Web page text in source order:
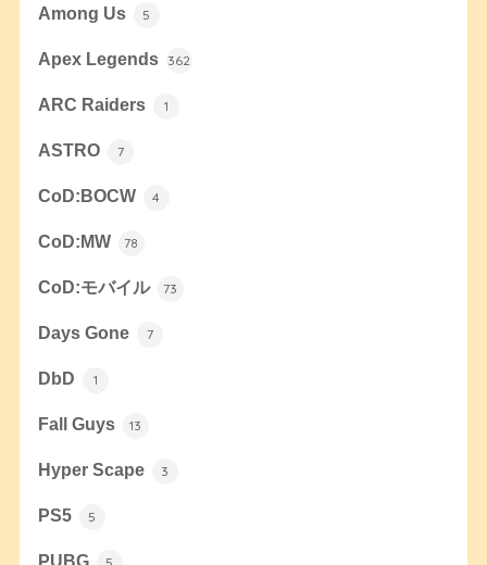
Among Us 5
Apex Legends 362
ARC Raiders 1
ASTRO 7
CoD:BOCW 4
CoD:MW 78
CoD:モバイル 73
Days Gone 7
DbD 1
Fall Guys 13
Hyper Scape 3
PS5 5
PUBG